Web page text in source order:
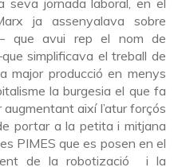
ja assenyalava sobre
– que avui rep el nom de
simplificava el treball de
major producció en menys
la burgesia el que fa
així l’atur forçós
portar a la petita i mitjana
PIMES que es posen en el
de la robotizació i la